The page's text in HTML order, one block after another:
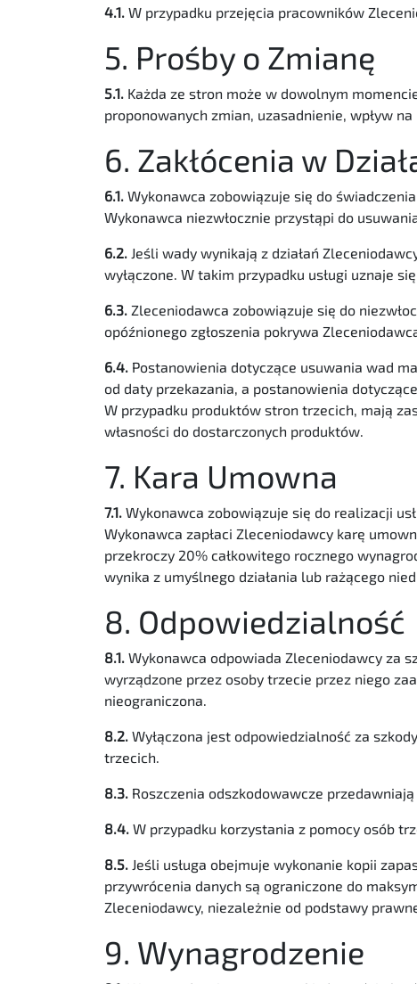
4.1. W przypadku przejęcia pracowników
5. Prośby o Zmianę
5.1. Każda ze stron może w dowolnym
proponowanych zmian, uzasadnienie, wpływ
6. Zakłócenia w
6.1. Wykonawca zobowiązuje się do
Wykonawca niezwłocznie przystąpi do
6.2. Jeśli wady wynikają z działań
wyłączone. W takim przypadku usługi uznaje
6.3. Zleceniodawca zobowiązuje się do
opóźnionego zgłoszenia pokrywa
6.4. Postanowienia dotyczące usuwania wad
od daty przekazania, a postanowienia
W przypadku produktów stron trzecich, mają
własności do dostarczonych produktów.
7. Kara Umowna
7.1. Wykonawca zobowiązuje się do realizacji
Wykonawca zapłaci Zleceniodawcy karę
przekroczy 20% całkowitego rocznego
wynika z umyślnego działania lub rażącego
8. Odpowiedzialność
8.1. Wykonawca odpowiada Zleceniodawcy za
wyrządzone przez osoby trzecie przez niego
nieograniczona.
8.2. Wyłączona jest odpowiedzialność za
trzecich.
8.3. Roszczenia odszkodowawcze
8.4. W przypadku korzystania z pomocy osób
8.5. Jeśli usługa obejmuje wykonanie kopii
przywrócenia danych są ograniczone do
Zleceniodawcy, niezależnie od podstawy
9. Wynagrodzenie